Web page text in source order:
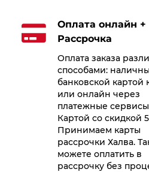
Оплата онлайн +
Рассрочка
Оплата заказа
способами:
банковской картой
или онлайн через
платежные
Картой со скидкой
Принимаем карты
рассрочки Халва.
можете оплатить в
рассрочку без